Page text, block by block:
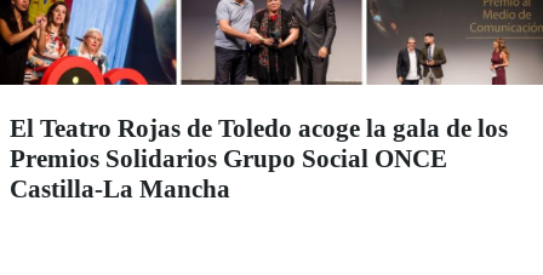
El Teatro Rojas de Toledo acoge la gala de los
Premios Solidarios Grupo Social ONCE
Castilla-La Mancha